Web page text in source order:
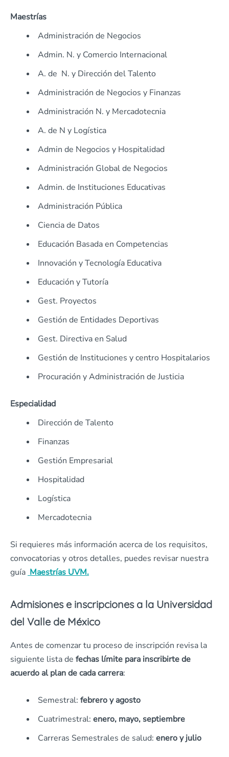
Maestrías
Administración de Negocios
Admin. N. y Comercio Internacional
A. de N. y Dirección del Talento
Administración de Negocios y Finanzas
Administración N. y Mercadotecnia
A. de N y Logística
Admin de Negocios y Hospitalidad
Administración Global de Negocios
Admin. de Instituciones Educativas
Administración Pública
Ciencia de Datos
Educación Basada en Competencias
Innovación y Tecnología Educativa
Educación y Tutoría
Gest. Proyectos
Gestión de Entidades Deportivas
Gest. Directiva en Salud
Gestión de Instituciones y centro Hospitalarios
Procuración y Administración de Justicia
Especialidad
Dirección de Talento
Finanzas
Gestión Empresarial
Hospitalidad
Logística
Mercadotecnia
Si requieres más información acerca de los requisitos,
convocatorias y otros detalles, puedes revisar nuestra
guía Maestrías UVM.
Admisiones e inscripciones a la Universidad
del Valle de México
Antes de comenzar tu proceso de inscripción revisa la
siguiente lista de fechas límite para inscribirte de
acuerdo al plan de cada carrera:
Semestral: febrero y agosto
Cuatrimestral: enero, mayo, septiembre
Carreras Semestrales de salud: enero y julio